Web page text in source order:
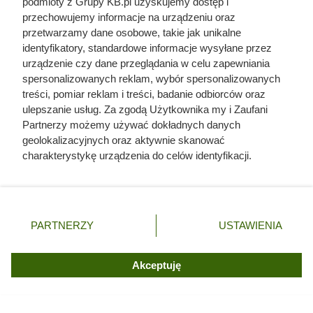
Wszystkie koncentraty
pomidorowe
70% taniej drugi,
tańszy produkt
przechowujemy informacje na urządzeniu oraz
przetwarzamy dane osobowe, takie jak unikalne
identyfikatory, standardowe informacje wysyłane przez
urządzenie czy dane przeglądania w celu zapewniania
spersonalizowanych reklam, wybór spersonalizowanych
treści, pomiar reklam i treści, badanie odbiorców oraz
ulepszanie usług. Za zgodą Użytkownika my i Zaufani
Partnerzy możemy używać dokładnych danych
geolokalizacyjnych oraz aktywnie skanować
charakterystykę urządzenia do celów identyfikacji.
zmienić/wycofać klikając przycisk ustawień prywatności
znajdujący się w lewym dolnym rogu strony. Niektóre
użytkownika, ale masz prawo sprzeciwić się takiemu
przetwarzaniu. Preferencje będą miały zastosowania tylko
PARTNERZY USTAWIENIA
Akceptuję